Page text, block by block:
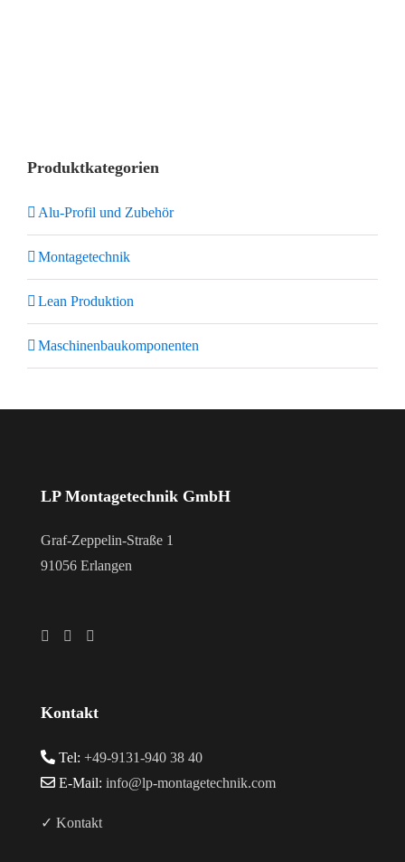
Produktkategorien
Alu-Profil und Zubehör
Montagetechnik
Lean Produktion
Maschinenbaukomponenten
LP Montagetechnik GmbH
Graf-Zeppelin-Straße 1
91056 Erlangen
Kontakt
Tel: +49-9131-940 38 40
E-Mail: info@lp-montagetechnik.com
✓ Kontakt